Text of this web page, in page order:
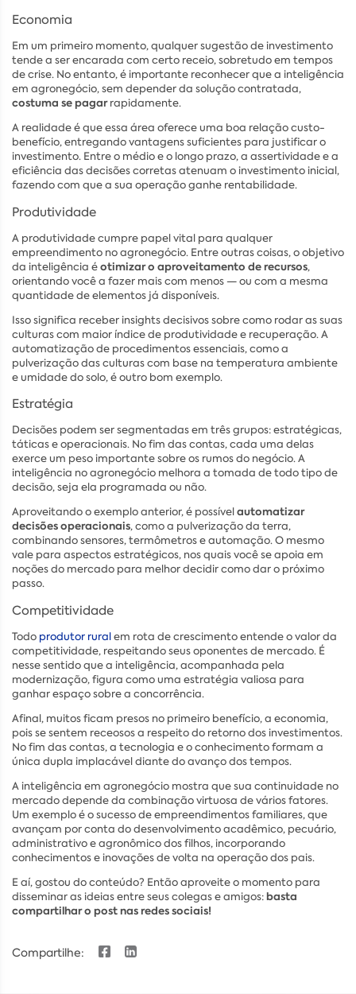
Economia
Em um primeiro momento, qualquer sugestão de investimento
tende a ser encarada com certo receio, sobretudo em tempos
de crise. No entanto, é importante reconhecer que a inteligência
em agronegócio, sem depender da solução contratada,
costuma se pagarrapidamente.
A realidade é que essa área oferece uma boa relação custo-
benefício, entregando vantagens suficientes para justificar o
investimento. Entre o médio e o longo prazo, a assertividade e a
eficiência das decisões corretas atenuam o investimento inicial,
fazendo com que a sua operação ganhe rentabilidade.
Produtividade
A produtividade cumpre papel vital para qualquer
empreendimento no agronegócio. Entre outras coisas, o objetivo
da inteligência éotimizar o aproveitamento de recursos,
orientando você a fazer mais com menos — ou com a mesma
quantidade de elementos já disponíveis.
Isso significa receber insights decisivos sobre como rodar as suas
culturas com maior índice de produtividade e recuperação. A
automatização de procedimentos essenciais, como a
pulverização das culturas com base na temperatura ambiente
e umidade do solo, é outro bom exemplo.
Estratégia
Decisões podem ser segmentadas em três grupos: estratégicas,
táticas e operacionais. No fim das contas, cada uma delas
exerce um peso importante sobre os rumos do negócio. A
inteligência no agronegócio melhora a tomada de todo tipo de
decisão, seja ela programada ou não.
Aproveitando o exemplo anterior, é possívelautomatizar
decisões operacionais, como a pulverização da terra,
combinando sensores, termômetros e automação. O mesmo
vale para aspectos estratégicos, nos quais você se apoia em
noções do mercado para melhor decidir como dar o próximo
passo.
Competitividade
Todo produtor ruralem rota de crescimento entende o valor da
competitividade, respeitando seus oponentes de mercado. É
nesse sentido que a inteligência, acompanhada pela
modernização, figura como uma estratégia valiosa para
ganhar espaço sobre a concorrência.
Afinal, muitos ficam presos no primeiro benefício, a economia,
pois se sentem receosos a respeito do retorno dos investimentos.
No fim das contas, a tecnologia e o conhecimento formam a
única dupla implacável diante do avanço dos tempos.
A inteligência em agronegócio mostra que sua continuidade no
mercado depende da combinação virtuosa de vários fatores.
Um exemplo é o sucesso de empreendimentos familiares, que
avançam por conta do desenvolvimento acadêmico, pecuário,
administrativo e agronômico dos filhos, incorporando
conhecimentos e inovações de volta na operação dos pais.
E aí, gostou do conteúdo? Então aproveite o momento para
disseminar as ideias entre seus colegas e amigos:basta
compartilhar o post nas redes sociais!
Compartilhe: